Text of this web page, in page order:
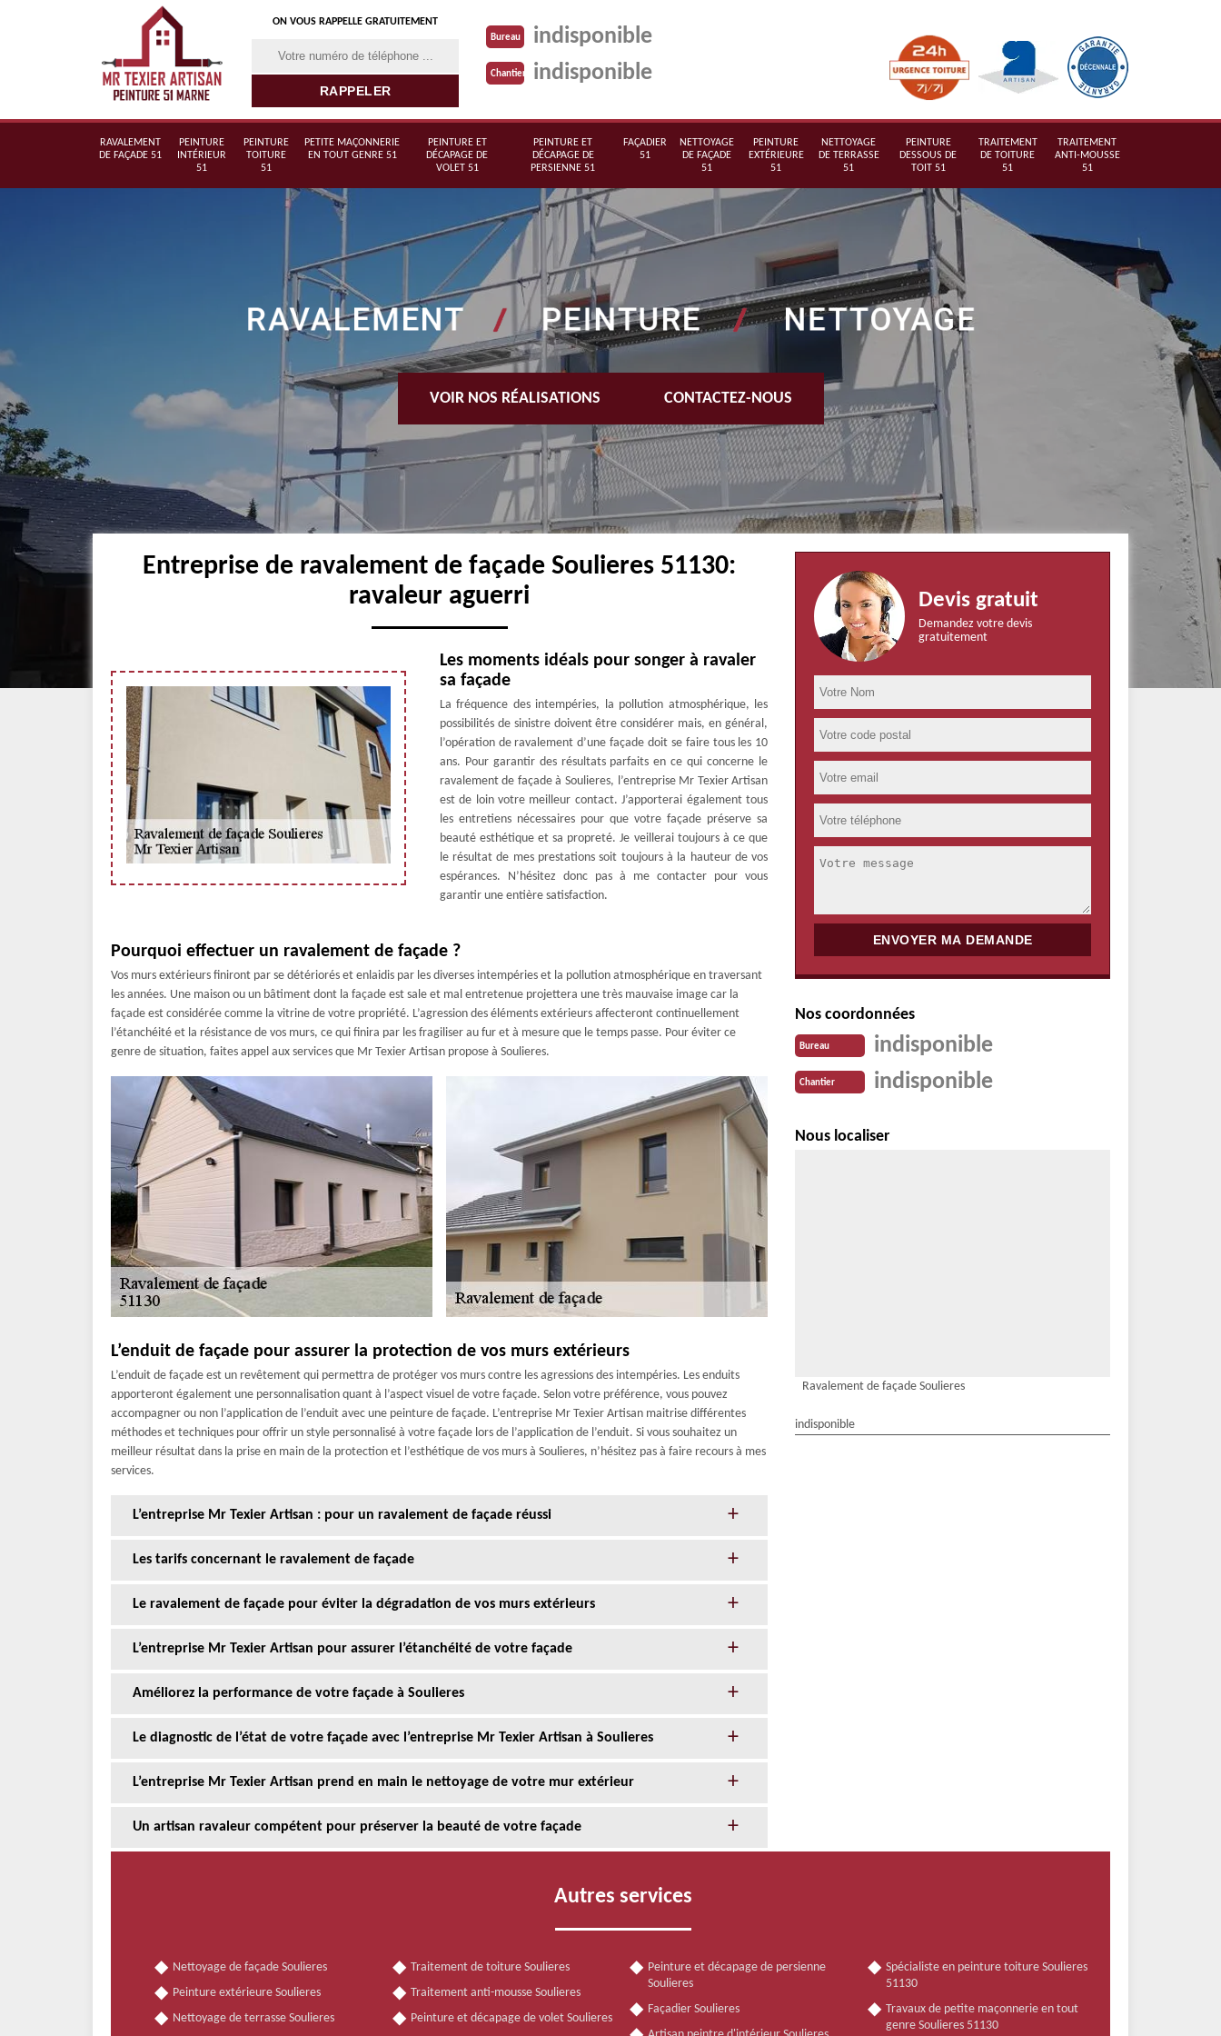
ON VOUS RAPPELLE GRATUITEMENT
Bureau indisponible
Chantier indisponible
RAVALEMENT
DE FAÇADE 51
PEINTURE
INTÉRIEUR
51
PEINTURE
TOITURE
51
PETITE MAÇONNERIE
EN TOUT GENRE 51
PEINTURE ET
DÉCAPAGE DE
VOLET 51
PEINTURE ET
DÉCAPAGE DE
PERSIENNE 51
FAÇADIER
51
NETTOYAGE
DE FAÇADE
51
PEINTURE
EXTÉRIEURE
51
NETTOYAGE
DE TERRASSE
51
PEINTURE
DESSOUS DE
TOIT 51
TRAITEMENT
DE TOITURE
51
TRAITEMENT
ANTI-MOUSSE
51
VOIR NOS RÉALISATIONS CONTACTEZ-NOUS
Entreprise de ravalement de façade Soulieres 51130:
ravaleur aguerri
Les moments idéals pour songer à ravaler
sa façade
La fréquence des intempéries, la pollution atmosphérique, les
possibilités de sinistre doivent être considérer mais, en général,
l’opération de ravalement d’une façade doit se faire tous les 10
ans. Pour garantir des résultats parfaits en ce qui concerne le
ravalement de façade à Soulieres, l’entreprise Mr Texier Artisan
est de loin votre meilleur contact. J’apporterai également tous
les entretiens nécessaires pour que votre façade préserve sa
beauté esthétique et sa propreté. Je veillerai toujours à ce que
le résultat de mes prestations soit toujours à la hauteur de vos
espérances. N’hésitez donc pas à me contacter pour vous
garantir une entière satisfaction.
Pourquoi effectuer un ravalement de façade ?
Vos murs extérieurs finiront par se détériorés et enlaidis par les diverses intempéries et la pollution atmosphérique en traversant
les années. Une maison ou un bâtiment dont la façade est sale et mal entretenue projettera une très mauvaise image car la
façade est considérée comme la vitrine de votre propriété. L’agression des éléments extérieurs affecteront continuellement
l’étanchéité et la résistance de vos murs, ce qui finira par les fragiliser au fur et à mesure que le temps passe. Pour éviter ce
genre de situation, faites appel aux services que Mr Texier Artisan propose à Soulieres.
L’enduit de façade pour assurer la protection de vos murs extérieurs
L’enduit de façade est un revêtement qui permettra de protéger vos murs contre les agressions des intempéries. Les enduits
apporteront également une personnalisation quant à l’aspect visuel de votre façade. Selon votre préférence, vous pouvez
accompagner ou non l’application de l’enduit avec une peinture de façade. L’entreprise Mr Texier Artisan maitrise différentes
méthodes et techniques pour offrir un style personnalisé à votre façade lors de l’application de l’enduit. Si vous souhaitez un
meilleur résultat dans la prise en main de la protection et l’esthétique de vos murs à Soulieres, n’hésitez pas à faire recours à mes
services.
L’entreprise Mr Texier Artisan : pour un ravalement de façade réussi
Les tarifs concernant le ravalement de façade
Le ravalement de façade pour éviter la dégradation de vos murs extérieurs
L’entreprise Mr Texier Artisan pour assurer l’étanchéité de votre façade
Améliorez la performance de votre façade à Soulieres
Le diagnostic de l’état de votre façade avec l’entreprise Mr Texier Artisan à Soulieres
L’entreprise Mr Texier Artisan prend en main le nettoyage de votre mur extérieur
Un artisan ravaleur compétent pour préserver la beauté de votre façade
Devis gratuit
Demandez votre devis
gratuitement
Nos coordonnées
Bureau indisponible
Chantier indisponible
Nous localiser
Ravalement de façade Soulieres
indisponible
Autres services
Nettoyage de façade Soulieres
Peinture extérieure Soulieres
Nettoyage de terrasse Soulieres
Traitement de toiture Soulieres
Traitement anti-mousse Soulieres
Peinture et décapage de volet Soulieres
Peinture et décapage de persienne
Soulieres
Façadier Soulieres
Spécialiste en peinture toiture Soulieres
51130
Travaux de petite maçonnerie en tout
genre Soulieres 51130